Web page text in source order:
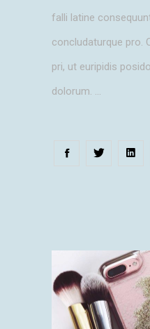
falli latine
concludaturque pro.
pri, ut euripidis
dolorum.